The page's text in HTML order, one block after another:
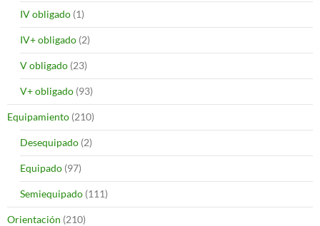
IV obligado (1)
IV+ obligado (2)
V obligado (23)
V+ obligado (93)
Equipamiento (210)
Desequipado (2)
Equipado (97)
Semiequipado (111)
Orientación (210)